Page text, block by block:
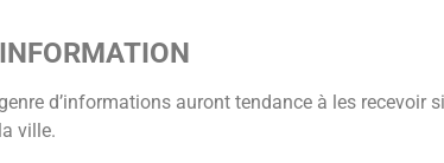
d’informations auront tendance à les
ville.